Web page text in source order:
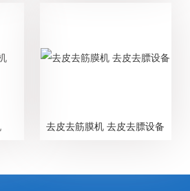
去皮去筋膜机 去皮去膘设备